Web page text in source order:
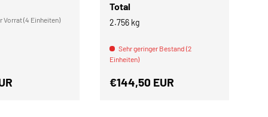
Vorrat (4 Einheiten)
Preis
Total
2.756 kg
Sehr geringer Bestand (2
Einheiten)
Normaler Preis
€144,50 EUR